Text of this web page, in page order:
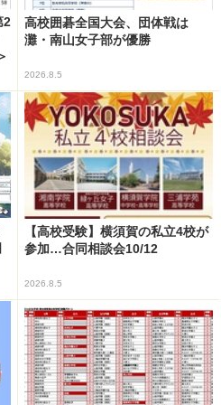
2
高校囲碁全国大会、団体戦は
灘・南山女子部が優勝
2026.8.5
【高校受験】横須賀の私立4校が
参加…合同相談会10/12
2026.8.5